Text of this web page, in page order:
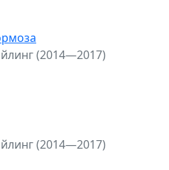
(2014—2017)
(2014—2017)